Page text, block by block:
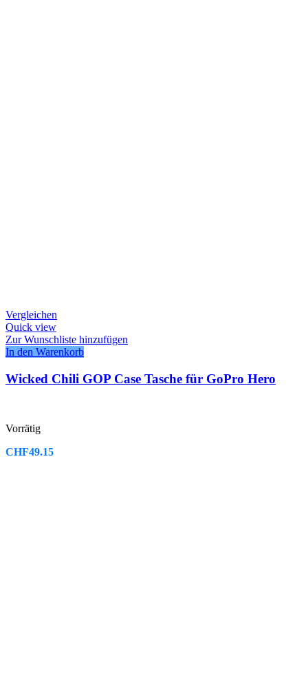
Vergleichen
Quick view
Zur Wunschliste hinzufügen
In den Warenkorb
Wicked Chili GOP Case Tasche für GoPro Hero
Vorrätig
CHF49.15